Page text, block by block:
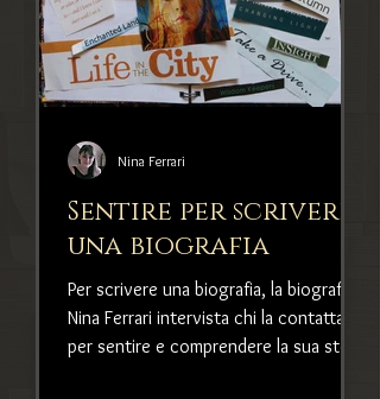
Sentire per scrivere
una biografia
Per scrivere una biografia, la biografa
Nina Ferrari intervista chi la contatta
per sentire e comprendere la sua storia
Nina Ferrari